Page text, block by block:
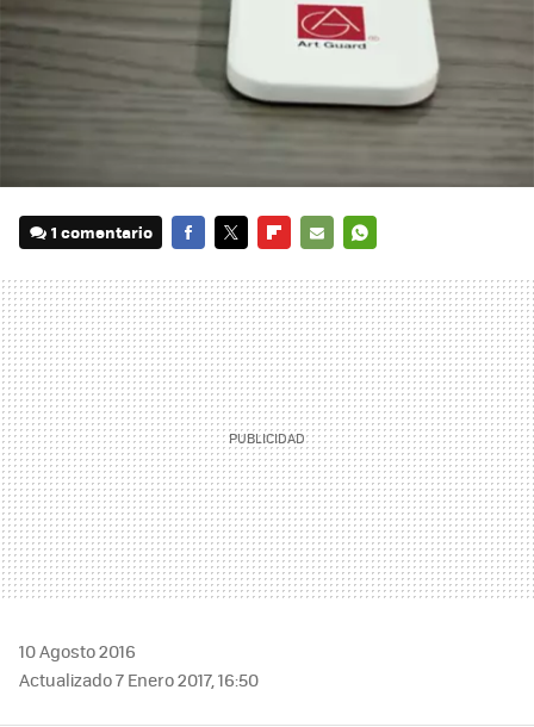
1 comentario
MAIL
10 Agosto 2016
Actualizado 7 Enero 2017, 16:50